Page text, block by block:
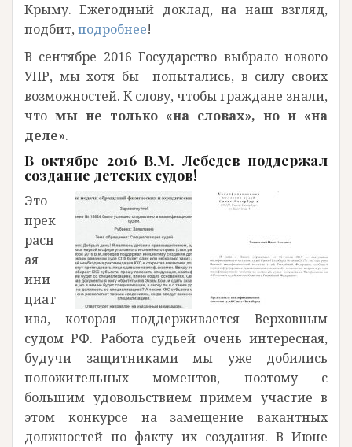
Крыму. Ежегодный доклад, на наш взгляд,
подбит, подробнее!
В сентябре 2016 Государство выбрало нового
УПР, мы хотя бы попытались, в силу своих
возможностей. К слову, чтобы граждане знали,
что мы не только «на словах», но и «на
деле».
В октябре 2016 В.М. Лебедев поддержал
создание детских судов!
Это
прек
расн
ая
ини
циат
ива, которая поддерживается Верховным
судом РФ. Работа судьей очень интересная,
будучи защитниками мы уже добились
положительных моментов, поэтому с
большим удовольствием примем участие в
этом конкурсе на замещение вакантных
должностей по факту их создания. В Июне